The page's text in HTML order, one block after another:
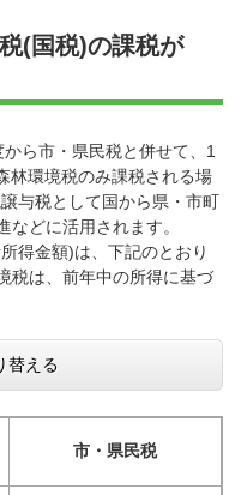
(国税)の課税が
ら市・県民税と併せて、1
林環境税のみ課税される場
与税として国から県・市町
どに活用されます。
得金額)は、下記のとおり
税は、前年中の所得に基づ
替える
市・県民税